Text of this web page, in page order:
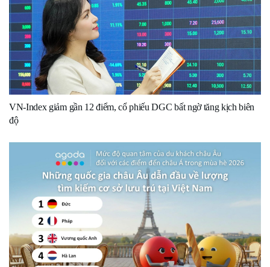
VN-Index giảm gần 12 điểm, cổ phiếu DGC bất ngờ tăng kịch biên
độ